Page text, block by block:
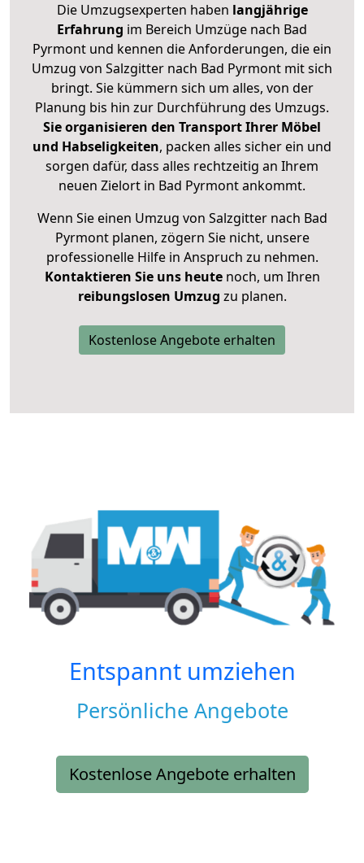
Die Umzugsexperten haben langjährige
Erfahrung im Bereich Umzüge nach Bad
Pyrmont und kennen die Anforderungen, die ein
Umzug von Salzgitter nach Bad Pyrmont mit sich
bringt. Sie kümmern sich um alles, von der
Planung bis hin zur Durchführung des Umzugs.
Sie organisieren den Transport Ihrer Möbel
und Habseligkeiten, packen alles sicher ein und
sorgen dafür, dass alles rechtzeitig an Ihrem
neuen Zielort in Bad Pyrmont ankommt.
Wenn Sie einen Umzug von Salzgitter nach Bad
Pyrmont planen, zögern Sie nicht, unsere
professionelle Hilfe in Anspruch zu nehmen.
Kontaktieren Sie uns heutenoch, um Ihren
reibungslosen Umzug zu planen.
Kostenlose Angebote erhalten
Entspannt umziehen
Persönliche Angebote
Kostenlose Angebote erhalten